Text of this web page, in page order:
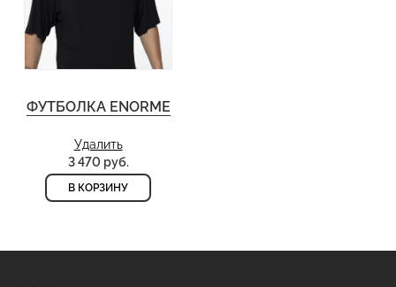
ФУТБОЛКА ENORME
Удалить
3 470 руб.
В КОРЗИНУ